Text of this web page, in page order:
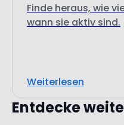
Finde heraus, wie
wann sie aktiv sind.
Weiterlesen
Entdecke